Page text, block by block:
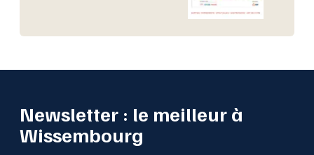
Newsletter : le meilleur à
Wissembourg